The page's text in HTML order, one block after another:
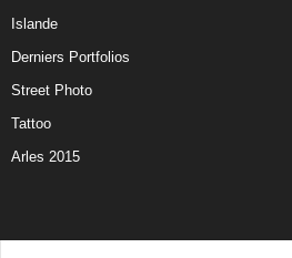
Islande
Derniers Portfolios
Street Photo
Tattoo
Arles 2015